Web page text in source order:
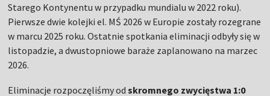
Starego Kontynentu w przypadku mundialu w 2022 roku).
Pierwsze dwie kolejki el. MŚ 2026 w Europie zostały rozegrane
w marcu 2025 roku. Ostatnie spotkania eliminacji odbyły się w
listopadzie, a dwustopniowe baraże zaplanowano na marzec
2026.
Eliminacje rozpoczęliśmy odskromnego zwycięstwa 1:0